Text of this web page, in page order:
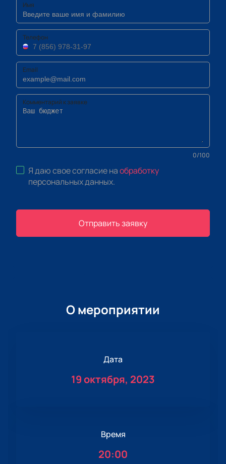
Имя
Телефон
Email
Комментарий к заявке
0/100
Я даю свое согласие наобработку
персональных данных.
Отправить заявку
О мероприятии
Дата
19 октября, 2023
Время
20:00